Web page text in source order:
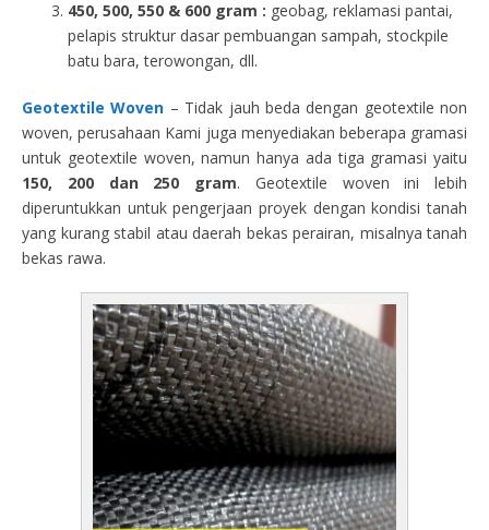
450, 500, 550 & 600 gram : geobag, reklamasi pantai,
pelapis struktur dasar pembuangan sampah, stockpile
batu bara, terowongan, dll.
Geotextile Woven – Tidak jauh beda dengan geotextile non
woven, perusahaan Kami juga menyediakan beberapa gramasi
untuk geotextile woven, namun hanya ada tiga gramasi yaitu
150, 200 dan 250 gram. Geotextile woven ini lebih
diperuntukkan untuk pengerjaan proyek dengan kondisi tanah
yang kurang stabil atau daerah bekas perairan, misalnya tanah
bekas rawa.